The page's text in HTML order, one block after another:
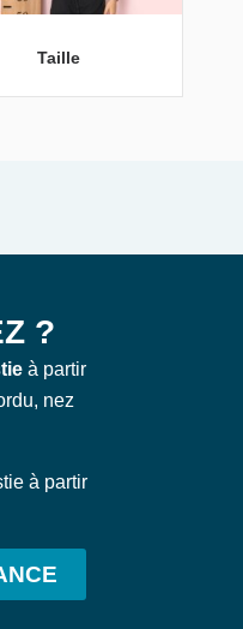
Taille
?
à partir
nez
à partir